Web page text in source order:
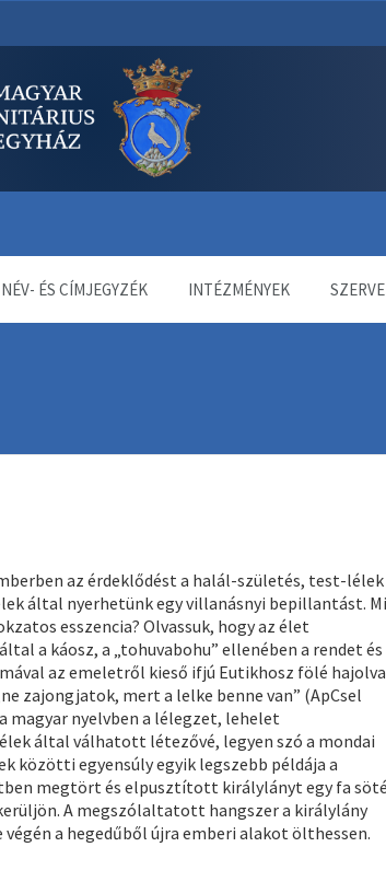
NÉV- ÉS CÍMJEGYZÉK INTÉZMÉNYEK
az érdeklődést a halál-születés, test-lélek
által nyerhetünk egy villanásnyi bepillantást. Mi
esszencia? Olvassuk, hogy az élet
a káosz, a „tohuvabohu” ellenében a rendet és
az emeletről kieső ifjú Eutikhosz fölé hajolva
zajongjatok, mert a lelke benne van” (ApCsel
magyar nyelvben a lélegzet, lehelet
által válhatott létezővé, legyen szó a mondai
közötti egyensúly egyik legszebb példája a
megtört és elpusztított királylányt egy fa
A megszólaltatott hangszer a királylány
a hegedűből újra emberi alakot ölthessen.